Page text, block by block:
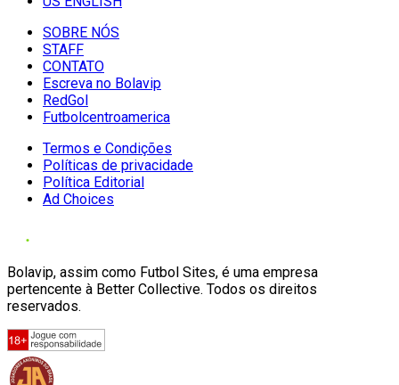
SOBRE NÓS
STAFF
CONTATO
Escreva no Bolavip
RedGol
Futbolcentroamerica
Termos e Condições
Políticas de privacidade
Política Editorial
Ad Choices
Bolavip, assim como Futbol Sites, é uma empresa
pertencente à Better Collective. Todos os direitos
reservados.